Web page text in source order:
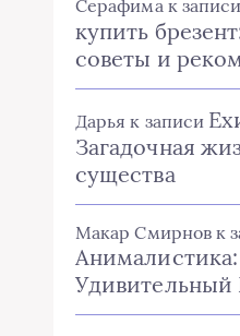
Серафима к записи
купить
советы и
Дарья к записи
Загадочная
существа
Макар Смирнов к